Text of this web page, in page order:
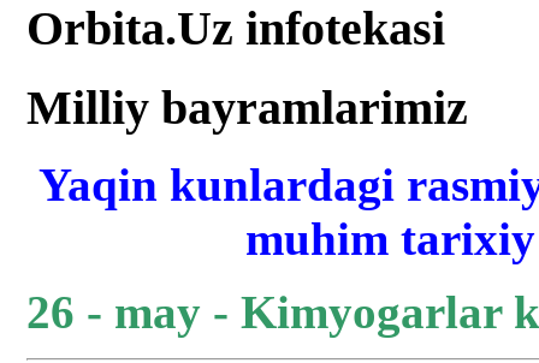
Orbita.Uz infotekasi
Milliy bayramlarimiz
Yaqin kunlardagi
muhim
26 - may - Kimyogarlar